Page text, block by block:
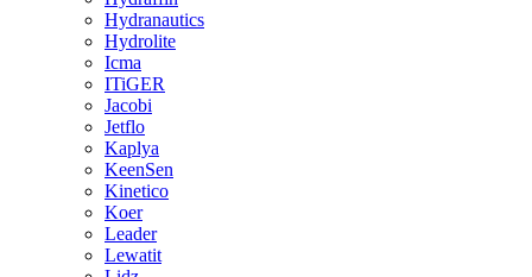
Hydranautics
Hydrolite
Icma
ITiGER
Jacobi
Jetflo
Kaplya
KeenSen
Kinetico
Koer
Leader
Lewatit